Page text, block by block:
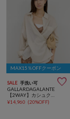
MAX15％OFFクーポン
SALE 手洗い可 
GALLARDAGALANTE
¥14,960 (20%OFF)